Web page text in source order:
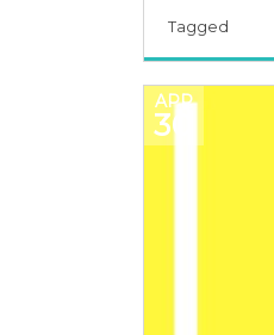
Tagged
APR
30